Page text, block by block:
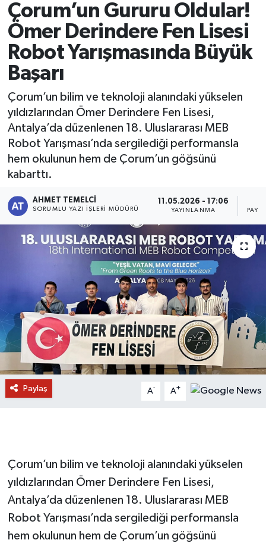
Çorum’un Gururu Oldular!
Ömer Derindere Fen Lisesi
Robot Yarışmasında Büyük
Başarı
Çorum’un bilim ve teknoloji alanındaki yükselen
yıldızlarından Ömer Derindere Fen Lisesi,
Antalya’da düzenlenen 18. Uluslararası MEB
Robot Yarışması’nda sergilediği performansla
hem okulunun hem de Çorum’un göğsünü
kabarttı.
AHMET TEMELCI
SORUMLU YAZI İŞLERI MÜDÜRÜ
11.05.2026 - 17:06
YAYINLANMA
Paylaş A- A+
Çorum’un bilim ve teknoloji alanındaki yükselen
yıldızlarından Ömer Derindere Fen Lisesi,
Antalya’da düzenlenen 18. Uluslararası MEB
Robot Yarışması’nda sergilediği performansla
hem okulunun hem de Çorum’un göğsünü